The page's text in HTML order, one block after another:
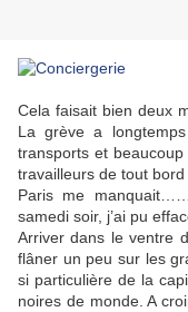
Cela faisait bien deux
La grève a
transports et beaucoup
travailleurs de tout bord
Paris me
samedi soir, j’ai pu
Arriver dans le ventre
flâner un peu sur les
si particulière de la
noires de monde. A